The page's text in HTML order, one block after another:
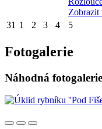
Zobrazit
31 1 2 3 4 5
Fotogalerie
Náhodná fotogalerie